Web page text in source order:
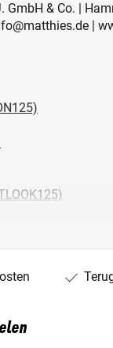
& Co. |
|